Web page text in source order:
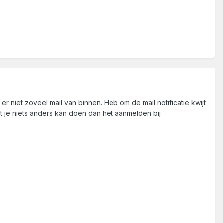
niet zoveel mail van binnen. Heb om de mail notificatie kwijt
niets anders kan doen dan het aanmelden bij